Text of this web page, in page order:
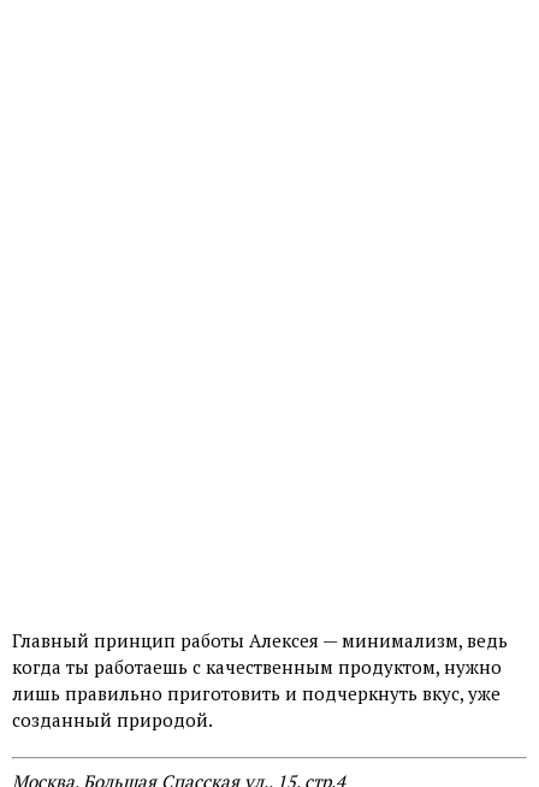
Главный принцип работы Алексея — минимализм, ведь
когда ты работаешь с качественным продуктом, нужно
лишь правильно приготовить и подчеркнуть вкус, уже
созданный природой.
Москва, Большая Спасская ул., 15, стр.4